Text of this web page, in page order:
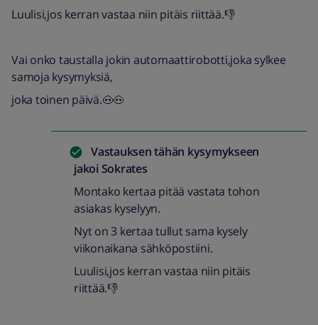
Luulisi,jos kerran vastaa niin pitäis riittää.👎
Vai onko taustalla jokin automaattirobotti,joka sylkee
samoja kysymyksiä,
joka toinen päivä.🐽🐽
Vastauksen tähän kysymykseen
jakoi Sokrates
Montako kertaa pitää vastata tohon
asiakas kyselyyn.
Nyt on 3 kertaa tullut sama kysely
viikonaikana sähköpostiini.
Luulisi,jos kerran vastaa niin pitäis
riittää.👎